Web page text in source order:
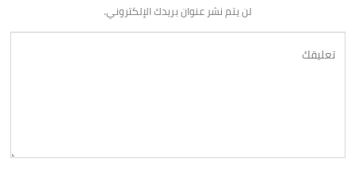
لن يتم نشر عنوان بريدك الإلكتروني.